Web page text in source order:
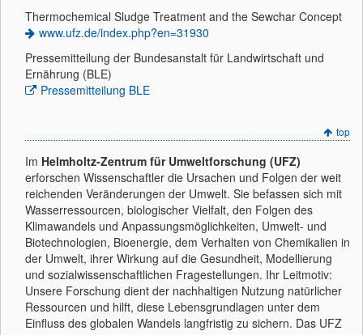
Thermochemical Sludge Treatment and the Sewchar Concept
www.ufz.de/index.php?en=31930
Pressemitteilung der Bundesanstalt für Landwirtschaft und
Ernährung (BLE)
Pressemitteilung BLE
top
Im Helmholtz-Zentrum für Umweltforschung (UFZ)
erforschen Wissenschaftler die Ursachen und Folgen der weit
reichenden Veränderungen der Umwelt. Sie befassen sich mit
Wasserressourcen, biologischer Vielfalt, den Folgen des
Klimawandels und Anpassungsmöglichkeiten, Umwelt- und
Biotechnologien, Bioenergie, dem Verhalten von Chemikalien in
der Umwelt, ihrer Wirkung auf die Gesundheit, Modellierung
und sozialwissenschaftlichen Fragestellungen. Ihr Leitmotiv:
Unsere Forschung dient der nachhaltigen Nutzung natürlicher
Ressourcen und hilft, diese Lebensgrundlagen unter dem
Einfluss des globalen Wandels langfristig zu sichern. Das UFZ